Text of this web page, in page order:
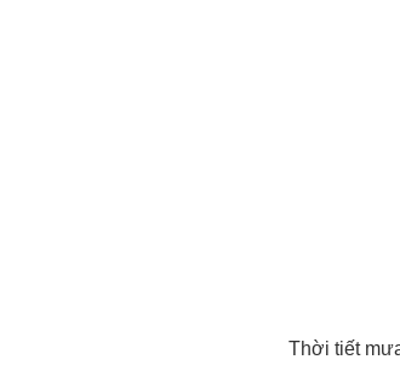
Thời tiết